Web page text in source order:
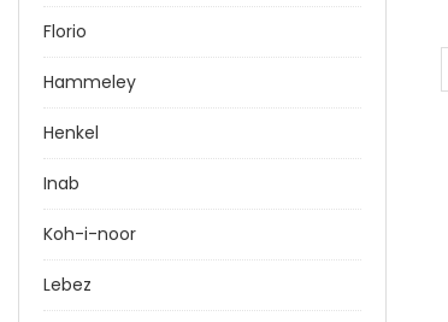
Florio
Hammeley
Henkel
Inab
Koh-i-noor
Lebez